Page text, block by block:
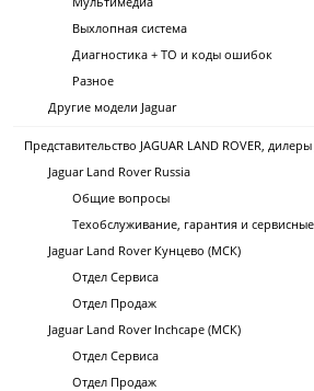
Выхлопная система
Диагностика + ТО и коды ошибок
Разное
Другие модели Jaguar
Представительство JAGUAR LAND ROVER, дилеры
Jaguar Land Rover Russia
Общие вопросы
Техобслуживание, гарантия и
Jaguar Land Rover Кунцево (МСК)
Отдел Сервиса
Отдел Продаж
Jaguar Land Rover Inchcape (МСК)
Отдел Сервиса
Отдел Продаж